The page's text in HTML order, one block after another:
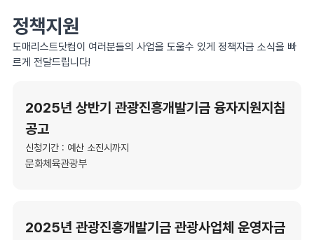
정책지원
도매리스트닷컴이 여러분들의 사업을 도울수 있게 정책자금 소식을 빠
르게 전달드립니다!
2025년 상반기 관광진흥개발기금 융자지원지침
공고
신청기간 : 예산 소진시까지
문화체육관광부
2025년 관광진흥개발기금 관광사업체 운영자금